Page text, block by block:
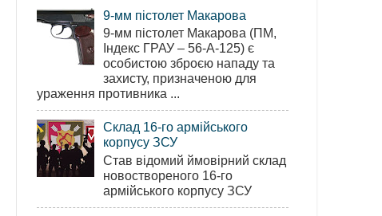
9-мм пістолет Макарова
9-мм пістолет Макарова (ПМ,
Індекс ГРАУ – 56-А-125) є
особистою зброєю нападу та
захисту, призначеною для
ураження противника ...
Склад 16-го армійського
корпусу ЗСУ
Став відомий ймовірний склад
новоствореного 16-го
армійського корпусу ЗСУ